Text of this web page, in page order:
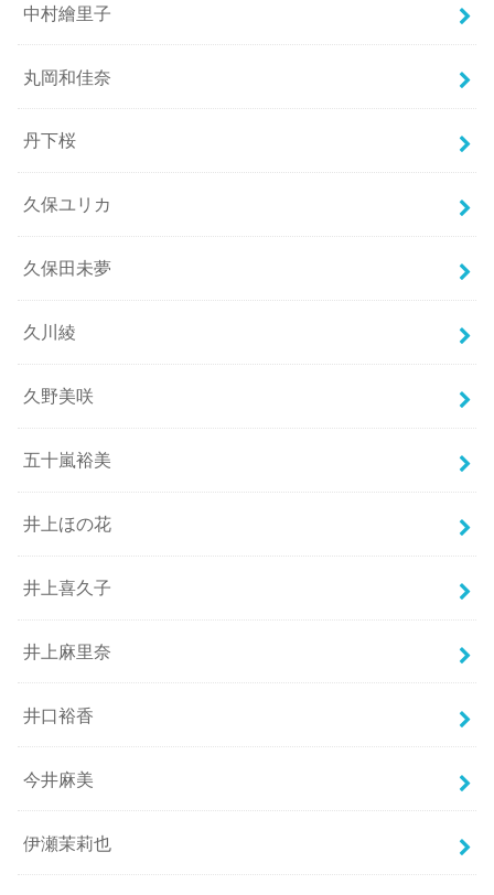
中村繪里子
丸岡和佳奈
丹下桜
久保ユリカ
久保田未夢
久川綾
久野美咲
五十嵐裕美
井上ほの花
井上喜久子
井上麻里奈
井口裕香
今井麻美
伊瀬茉莉也